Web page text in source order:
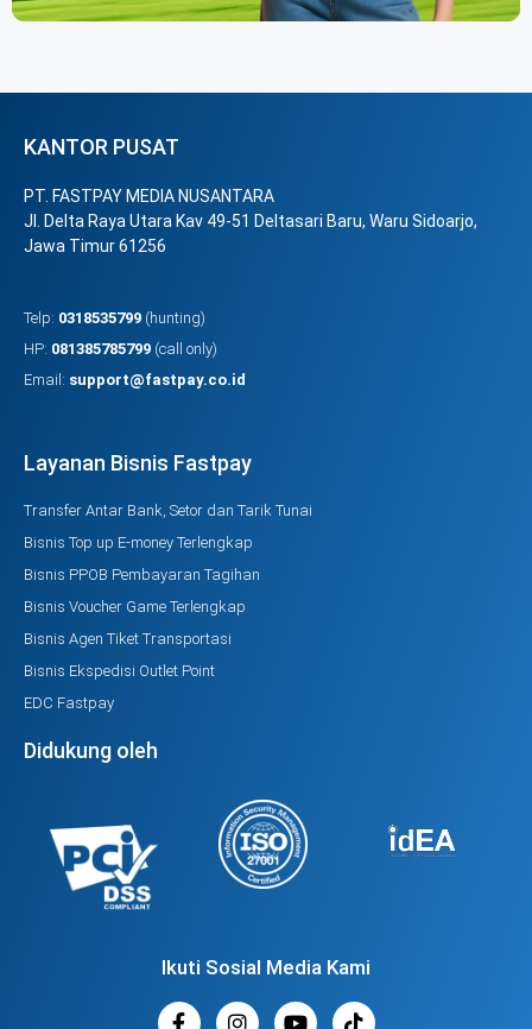
KANTOR PUSAT
PT. FASTPAY MEDIA NUSANTARA
Jl. Delta Raya Utara Kav 49-51 Deltasari Baru, Waru Sidoarjo,
Jawa Timur 61256
Telp: 0318535799 (hunting)
HP: 081385785799 (call only)
Email: support@fastpay.co.id
Layanan Bisnis Fastpay
Transfer Antar Bank, Setor dan Tarik Tunai
Bisnis Top up E-money Terlengkap
Bisnis PPOB Pembayaran Tagihan
Bisnis Voucher Game Terlengkap
Bisnis Agen Tiket Transportasi
Bisnis Ekspedisi Outlet Point
EDC Fastpay
Didukung oleh
Ikuti Sosial Media Kami